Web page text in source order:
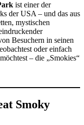
ist einer der
der USA – und das aus
mystischen
Besuchern in seinen
oder einfach
– die „Smokies“
Smoky